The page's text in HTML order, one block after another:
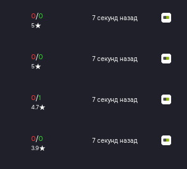
0/0
5
7 секунд назад
0/0
5
7 секунд назад
0/1
4.7
7 секунд назад
0/0
3.9
7 секунд назад